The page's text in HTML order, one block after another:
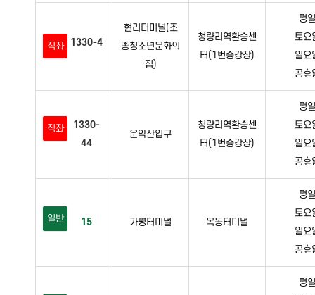
직좌 1330-4
현리터미널(조
종청소년문화의
집)
청량리역환승센
터(1번승강장)
평
토
일
공
직좌
1330-
44
운악산입구
청량리역환승센
터(1번승강장)
평
토
일
공
일반 15 가평터미널 목동터미널
평
토
일
공
평